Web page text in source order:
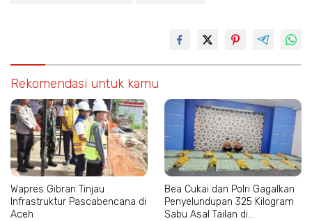
Rekomendasi untuk kamu
Wapres Gibran Tinjau
Infrastruktur Pascabencana di
Aceh
Bea Cukai dan Polri Gagalkan
Penyelundupan 325 Kilogram
Sabu Asal Tailan di